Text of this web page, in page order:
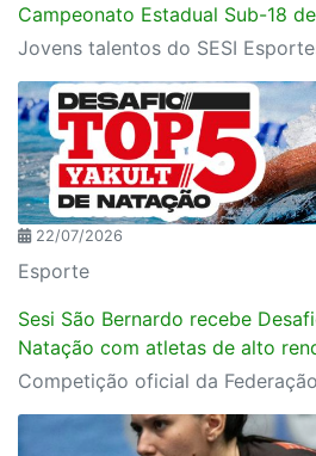
Campeonato Estadual Sub-18
22/07/2026
Esporte
Sesi São Bernardo recebe
Natação com atletas de alto